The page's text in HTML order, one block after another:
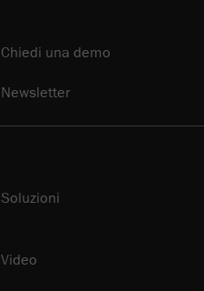
Chiedi una demo
Newsletter
Soluzioni
Video